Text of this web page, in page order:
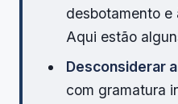
desbotamento e
Aqui estão
Desconsiderar
com gramatura